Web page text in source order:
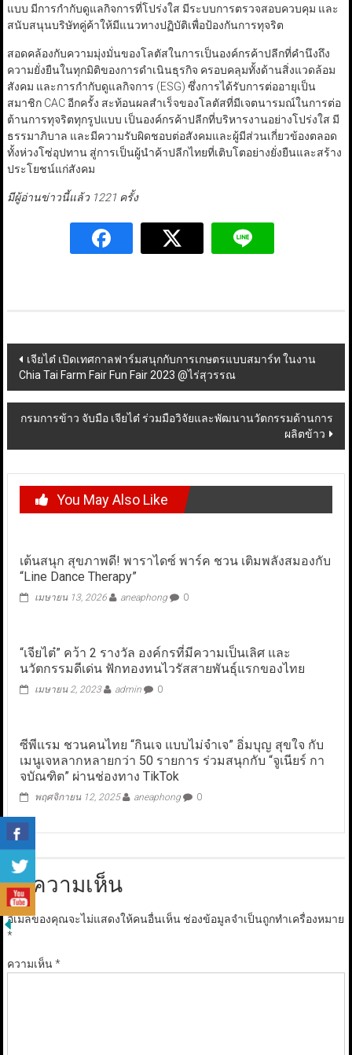
แบบ มีการกำกับดูแลกิจการที่โปร่งใส มีระบบการตรวจสอบควบคุม และ
สนับสนุนบริษัทคู่ค้าให้มีแนวทางปฏิบัติเพื่อป้องกันการทุจริต
สอดคล้องกับความมุ่งมั่นของโลตัสในการเป็นองค์กรค้าปลีกที่คำนึงถึง
ความยั่งยืนในทุกมิติของการดำเนินธุรกิจ ครอบคลุมทั้งด้านสิ่งแวดล้อม
สังคม และการกำกับดูแลกิจการ (ESG) ซึ่งการได้รับการต่ออายุเป็น
สมาชิก CAC อีกครั้ง สะท้อนผลสำเร็จของโลตัสที่มีเจตนารมณ์ในการต่อ
ต้านการทุจริตทุกรูปแบบ เป็นองค์กรค้าปลีกที่บริหารงานอย่างโปร่งใส มี
ธรรมาภิบาล และมีความรับผิดชอบต่อสังคมและผู้มีส่วนเกี่ยวข้องตลอด
ทั้งห่วงโซ่อุปทาน สู่การเป็นผู้นำค้าปลีกไทยที่เติบโตอย่างยั่งยืนและสร้าง
ประโยชน์แก่สังคม
มีผู้อ่านข่าวนี้แล้ว 1221 ครั้ง
Post
navigation
เจียไต๋ เปิดเทศกาลฟาร์มสนุกกับการเกษตรแบบสมาร์ท ในงาน
Chia Tai Farm Fair Fun Fair 2023 @ไร่สุวรรณ
กรมการข้าว จับมือ เจียไต๋ ร่วมมือวิจัยและพัฒนานวัตกรรมด้านการ
ผลิตข้าว
You May Also Like
เต้นสนุก สุขภาพดี! พาราไดซ์ พาร์ค ชวน เติมพลังสมองกับ
“Line Dance Therapy”
เมษายน 13, 2026 aneaphong 0
“เจียไต๋” คว้า 2 รางวัล องค์กรที่มีความเป็นเลิศ และ
นวัตกรรมดีเด่น ฟักทองทนไวรัสสายพันธุ์แรกของไทย
เมษายน 2, 2023 admin 0
ซีพีแรม ชวนคนไทย “กินเจ แบบไม่จำเจ” อิ่มบุญ สุขใจ กับ
เมนูเจหลากหลายกว่า 50 รายการ ร่วมสนุกกับ “จูเนียร์ กา
จบัณฑิต” ผ่านช่องทาง TikTok
พฤศจิกายน 12, 2025 aneaphong 0
ใส่ความเห็น
อีเมลของคุณจะไม่แสดงให้คนอื่นเห็น ช่องข้อมูลจำเป็นถูกทำเครื่องหมาย
*
ความเห็น*